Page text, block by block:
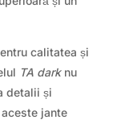
calitatea și
TA darknu
detalii și
jante